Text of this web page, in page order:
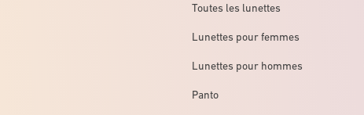
Toutes les lunettes
Lunettes pour femmes
Lunettes pour hommes
Panto